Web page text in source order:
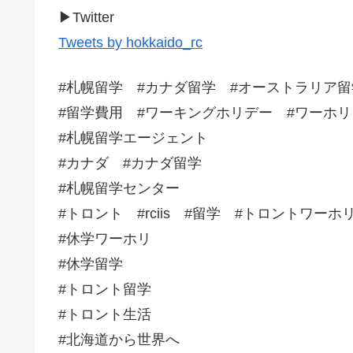
▶︎Twitter
Tweets by hokkaido_rc
#札幌留学 #カナダ留学 #オーストラリア
#留学費用 #ワーキングホリデー #ワーホリ
#札幌留学エージェント
#カナダ #カナダ留学
#札幌留学センター
#トロント #rciis #留学 #トロントワーホリ
#休学ワーホリ
#休学留学
#トロント留学
#トロント生活
#北海道から世界へ